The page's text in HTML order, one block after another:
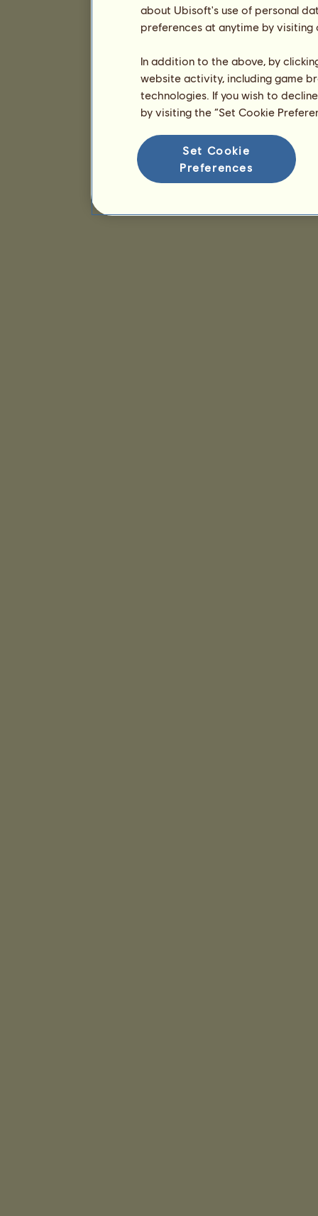
about Ubisoft's use of personal
preferences at anytime by
In addition to the above, by
website activity, including game
technologies. If you wish to
by visiting the “Set Cookie
Set Cookie
Preferences